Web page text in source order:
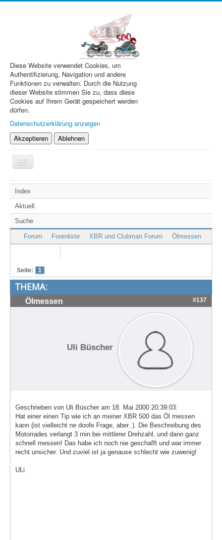
Diese Website verwendet Cookies, um
Authentifizierung, Navigation und andere
Funktionen zu verwalten. Durch die Nutzung
dieser Website stimmen Sie zu, dass diese
Cookies auf Ihrem Gerät gespeichert werden
dürfen.
Datenschutzerklärung anzeigen
Akzeptieren
Ablehnen
Navigation
an/aus
XBR.de
Technik
Forum
Treffen & Touren
Suche
Index
Aktuell
Suche
Forum Forenliste XBR und Clubman Forum Ölmessen
Seite: 1
THEMA:
Ölmessen #137
Uli Büscher
Geschrieben von Uli Büscher am 18. Mai 2000 20:39:03:
Hat einer einen Tip wie ich an meiner XBR 500 das Öl messen
kann (ist vielleicht ne doofe Frage, aber..). Die Beschreibung des
Motorrades verlangt 3 min bei mittlerer Drehzahl, und dann ganz
schnell messen! Das habe ich noch nie geschafft und war immer
recht unsicher. Und zuviel ist ja genause schlecht wie zuwenig!
ULi